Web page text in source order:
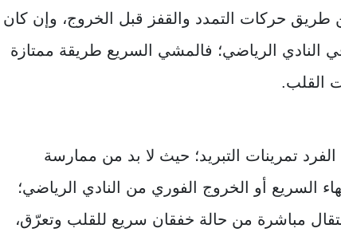
طريق حركات التمدد والقفز قبل الخروج، وإن كان
في النادي الرياضي؛ فالمشي السريع طريقة ممتازة
القلب.
تمرينات التبريد؛ حيث لا بد من ممارسة
السريع أو الخروج الفوري من النادي الرياضي؛
مباشرة من حالة خفقان سريع للقلب وتعرّق،